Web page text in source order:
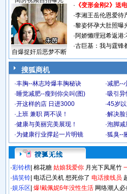
自爆捉奸后恶梦不断
· 《变形金刚2》送
·李湘王岳伦恩爱待
·黎姿怀孕大肚照曝
·阿娇懒理冠希返港
·古巨基：我与霆锋
搜狐商机
·丰胸--林志玲爆丰胸秘诀 ·减肥--
·睡觉减肥--瘦到你尖叫(图) ·吸引异
·开这样的店 日进3000 ·45岁
·上班 兼职 两不误！ ·解决脸
·健康与美丽完美展现！ ·泡脚减
·为健康行业撑起一片明镜 ·狐臭--
·彩铃榜 棉花糖 姑娘我爱你 月光下凤尾竹
·搞笑铃 电话已关机 想死你了 电话接线员
·娱乐区 爆!戴佩妮6年没性生活 网络潮人必